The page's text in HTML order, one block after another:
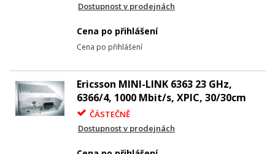
Dostupnost v prodejnách
Cena po přihlášení
Cena po přihlášení
Ericsson MINI-LINK 6363 23 GHz,
6366/4, 1000 Mbit/s, XPIC, 30/30cm
ČÁSTEČNĚ
Dostupnost v prodejnách